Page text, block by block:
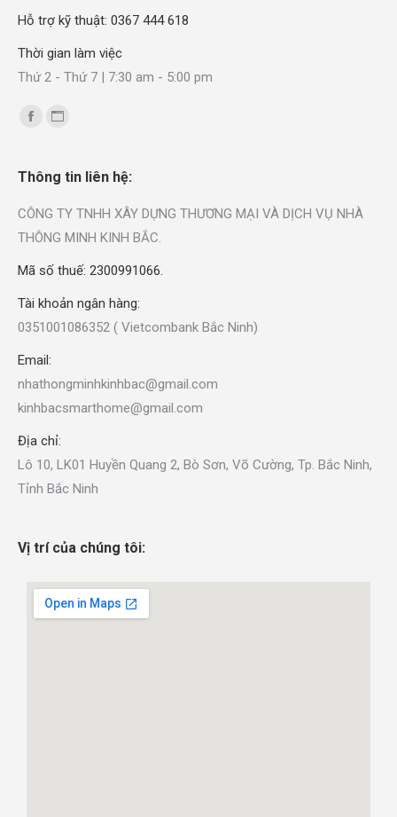
Hỗ trợ kỹ thuật: 0367 444 618
Thời gian làm việc
Thứ 2 - Thứ 7 | 7:30 am - 5:00 pm
Find us on:
Thông tin liên hệ:
CÔNG TY TNHH XÂY DỰNG THƯƠNG MẠI VÀ DỊCH VỤ NHÀ
THÔNG MINH KINH BẮC.
Mã số thuế: 2300991066.
Tài khoản ngân hàng:
0351001086352 ( Vietcombank Bắc Ninh)
Email:
nhathongminhkinhbac@gmail.com
kinhbacsmarthome@gmail.com
Địa chỉ:
Lô 10, LK01 Huyền Quang 2, Bò Sơn, Võ Cường, Tp. Bắc Ninh,
Tỉnh Bắc Ninh
Vị trí của chúng tôi: